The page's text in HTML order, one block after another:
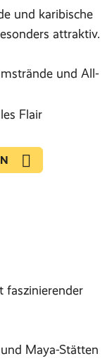
und karibische
attraktiv.
und All-
Flair
faszinierender
Maya-Stätten